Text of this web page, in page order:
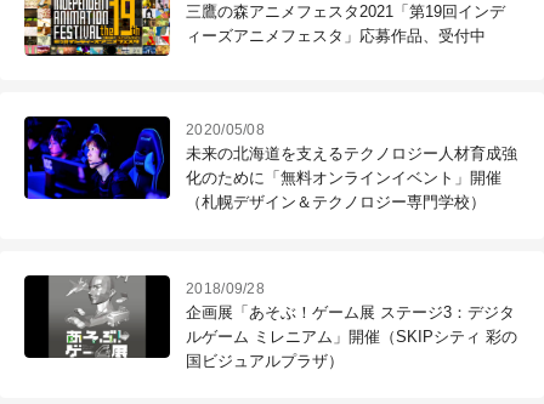
三鷹の森アニメフェスタ2021「第19回インデ
ィーズアニメフェスタ」応募作品、受付中
2020/05/08
未来の北海道を支えるテクノロジー人材育成強
化のために「無料オンラインイベント」開催
（札幌デザイン＆テクノロジー専門学校）
2018/09/28
企画展「あそぶ！ゲーム展 ステージ3：デジタ
ルゲーム ミレニアム」開催（SKIPシティ 彩の
国ビジュアルプラザ）